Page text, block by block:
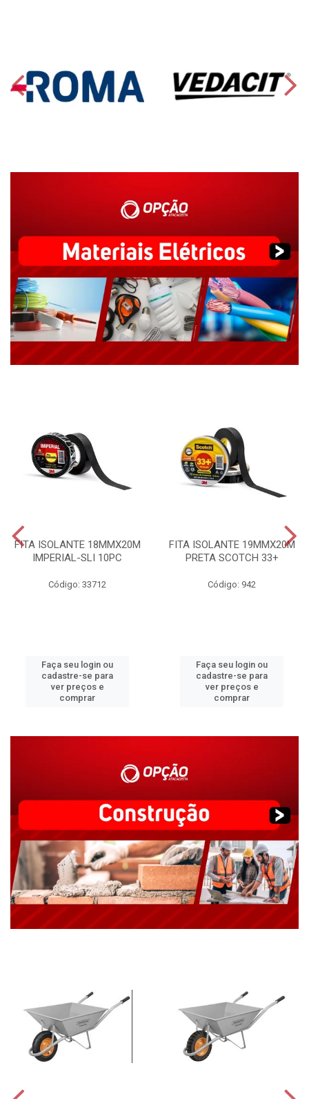
FITA ISOLANTE 18MMX20M
IMPERIAL-SLI 10PC
Código: 33712
Faça seu login ou
cadastre-se para
ver preços e
comprar
FITA ISOLANTE 19MMX20M
PRETA SCOTCH 33+
Código: 942
Faça seu login ou
cadastre-se para
ver preços e
comprar